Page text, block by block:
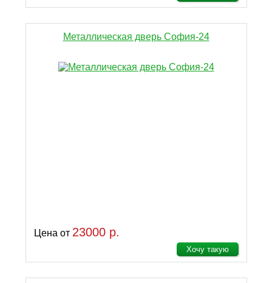
Металлическая дверь София-24
Цена от 23000 р.
Хочу такую